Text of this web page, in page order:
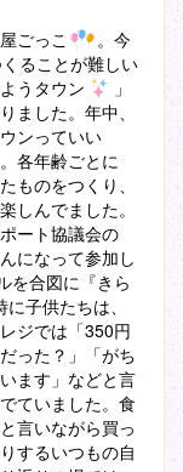
ごっこ
。今
ることが難しい
うタウン
」
ました。年中、
ンっていい
各年齢ごとに
ものをつくり、
しんでました。
ート協議会の
になって参加し
を合図に『きら
に子供たちは、
ジでは「350円
った？」「がち
ます」などと言
ていました。食
言いながら買っ
するいつもの自